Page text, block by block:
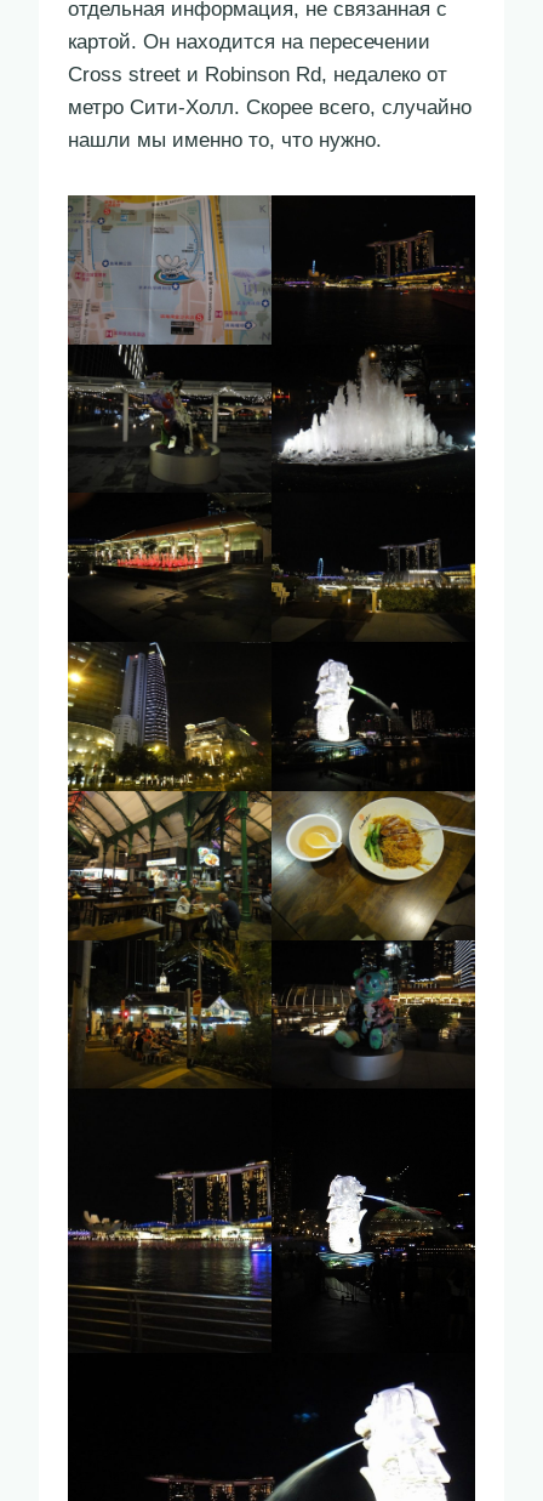
отдельная информация, не связанная с
картой. Он находится на пересечении
Cross street и Robinson Rd, недалеко от
метро Сити-Холл. Скорее всего, случайно
нашли мы именно то, что нужно.